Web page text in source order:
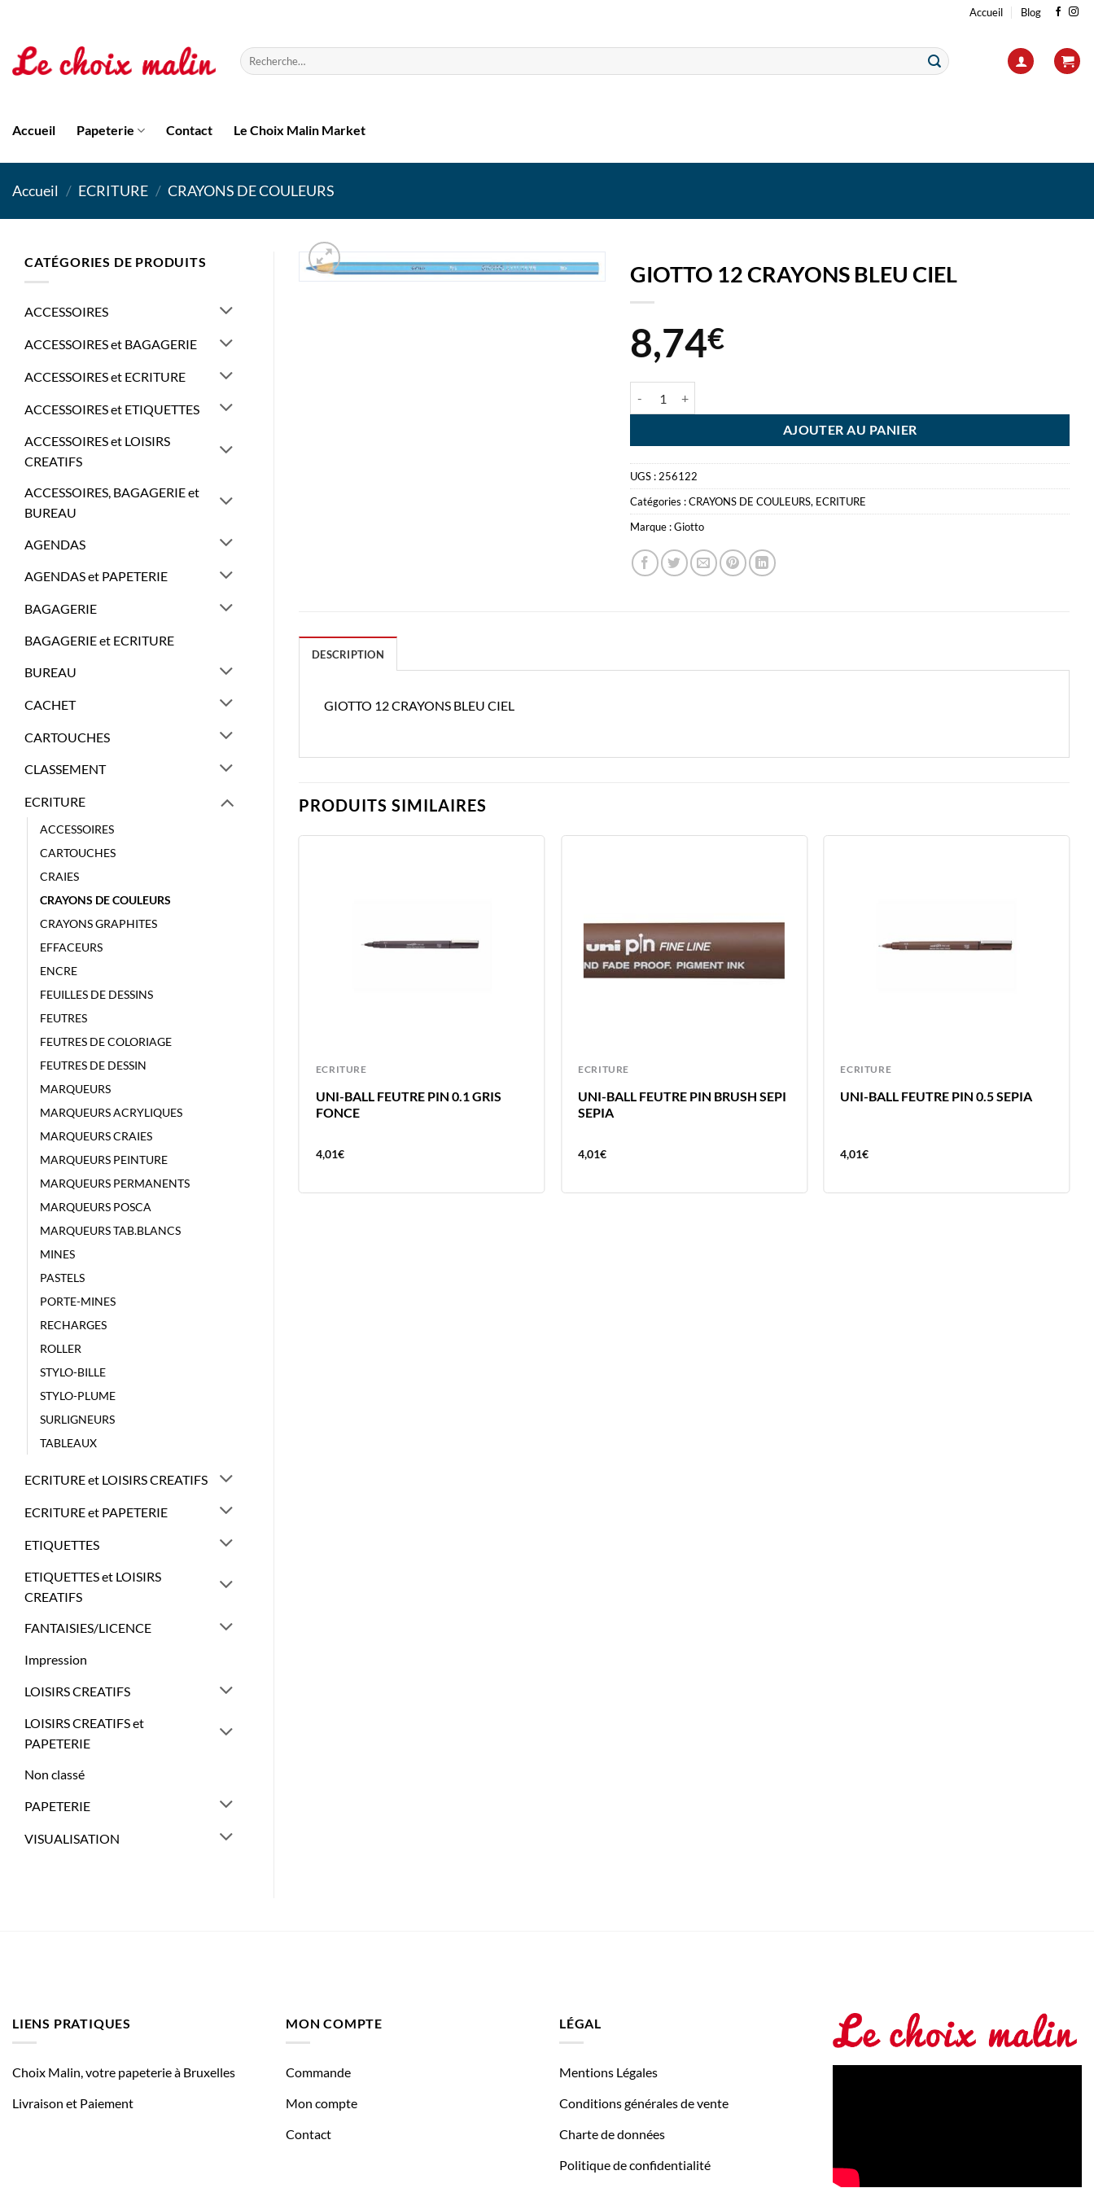
contenu
Accueil Blog
Recherche
pour :
Accueil Papeterie Contact Le Choix Malin Market
Accueil / ECRITURE / CRAYONS DE COULEURS
CATÉGORIES DE PRODUITS
ACCESSOIRES
ACCESSOIRES et BAGAGERIE
ACCESSOIRES et ECRITURE
ACCESSOIRES et ETIQUETTES
ACCESSOIRES et LOISIRS
CREATIFS
ACCESSOIRES, BAGAGERIE et
BUREAU
AGENDAS
AGENDAS et PAPETERIE
BAGAGERIE
BAGAGERIE et ECRITURE
BUREAU
CACHET
CARTOUCHES
CLASSEMENT
ECRITURE
ACCESSOIRES
CARTOUCHES
CRAIES
CRAYONS DE COULEURS
CRAYONS GRAPHITES
EFFACEURS
ENCRE
FEUILLES DE DESSINS
FEUTRES
FEUTRES DE COLORIAGE
FEUTRES DE DESSIN
MARQUEURS
MARQUEURS ACRYLIQUES
MARQUEURS CRAIES
MARQUEURS PEINTURE
MARQUEURS PERMANENTS
MARQUEURS POSCA
MARQUEURS TAB.BLANCS
MINES
PASTELS
PORTE-MINES
RECHARGES
ROLLER
STYLO-BILLE
STYLO-PLUME
SURLIGNEURS
TABLEAUX
ECRITURE et LOISIRS CREATIFS
ECRITURE et PAPETERIE
ETIQUETTES
ETIQUETTES et LOISIRS
CREATIFS
FANTAISIES/LICENCE
Impression
LOISIRS CREATIFS
LOISIRS CREATIFS et
PAPETERIE
Non classé
PAPETERIE
VISUALISATION
GIOTTO 12 CRAYONS BLEU CIEL
8,74€
AJOUTER AU PANIER
UGS : 256122
Catégories :CRAYONS DE COULEURS, ECRITURE
Marque :Giotto
DESCRIPTION
GIOTTO 12 CRAYONS BLEU CIEL
PRODUITS SIMILAIRES
ECRITURE
UNI-BALL FEUTRE PIN 0.1 GRIS
FONCE
4,01€
ECRITURE
UNI-BALL FEUTRE PIN BRUSH SEPI
SEPIA
4,01€
ECRITURE
UNI-BALL FEUTRE PIN 0.5 SEPIA
4,01€
ECRITURE
UNI-BALL FEUTRE PIN 0.5 BLEU
4,01€
LIENS PRATIQUES
Choix Malin, votre papeterie à Bruxelles
Livraison et Paiement
MON COMPTE
Commande
Mon compte
Contact
LÉGAL
Mentions Légales
Conditions générales de vente
Charte de données
Politique de confidentialité